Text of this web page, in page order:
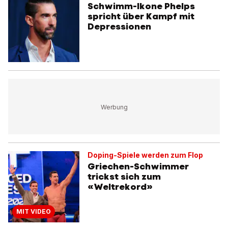
Schwimm-Ikone Phelps
spricht über Kampf mit
Depressionen
MIT VIDEO
Doping-Spiele werden zum Flop
Griechen-Schwimmer
trickst sich zum
«Weltrekord»